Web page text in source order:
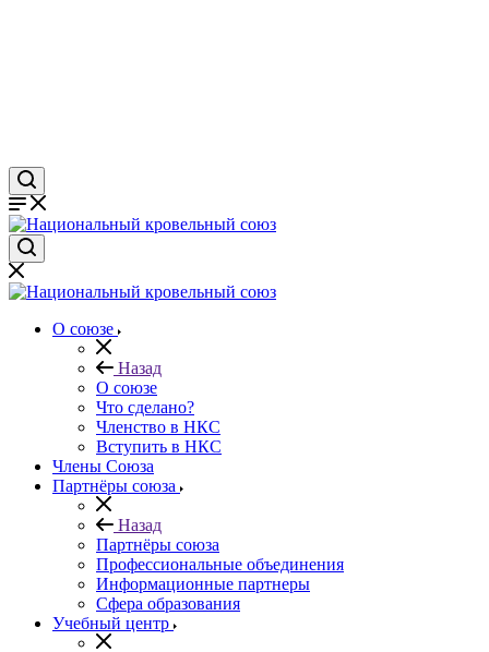
О союзе
Назад
О союзе
Что сделано?
Членство в НКС
Вступить в НКС
Члены Союза
Партнёры союза
Назад
Партнёры союза
Профессиональные объединения
Информационные партнеры
Сфера образования
Учебный центр